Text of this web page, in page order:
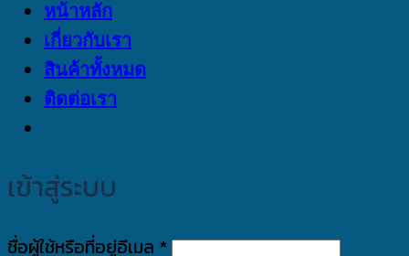
หน้าหลัก
เกี่ยวกับเรา
สินค้าทั้งหมด
ติดต่อเรา
เข้าสู่ระบบ
ชื่อผู้ใช้หรือที่อยู่อีเมล *ต้องการ